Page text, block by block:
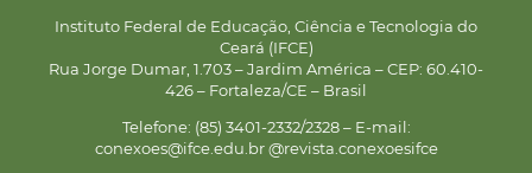
Instituto Federal de Educação, Ciência e Tecnologia do
Ceará (IFCE)
Rua Jorge Dumar, 1.703 – Jardim América – CEP: 60.410-
426 – Fortaleza/CE – Brasil
Telefone: (85) 3401-2332/2328 – E-mail:
conexoes@ifce.edu.br @revista.conexoesifce